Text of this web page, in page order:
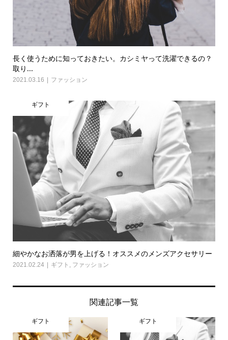
長く使うために知っておきたい。カシミヤって洗濯できるの？
取り...
2021.03.16 ファッション
ギフト
細やかなお洒落が男を上げる！オススメのメンズアクセサリー
2021.02.24 ギフト ファッション
関連記事一覧
ギフト ギフト